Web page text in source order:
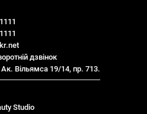
дзвінок
Ак. Вільямса 19/14, пр. 713.
Studio